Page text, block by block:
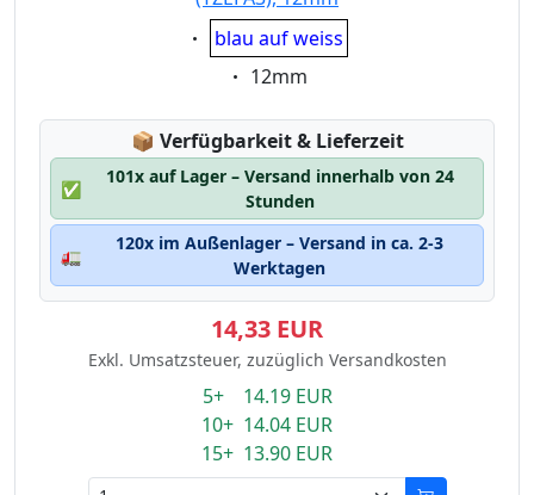
Eigenschaft:
blau auf weiss
Eigenschaft:
12mm
📦 Lagerstatus:
Verfügbarkeit & Lieferzeit
✅
101x auf Lager – Versand innerhalb von 24
Stunden
🚛
120x im Außenlager – Versand in ca. 2-3
Werktagen
14,33 EUR
Exkl. Umsatzsteuer, zuzüglich Versandkosten
5+ 14.19 EUR
10+ 14.04 EUR
15+ 13.90 EUR